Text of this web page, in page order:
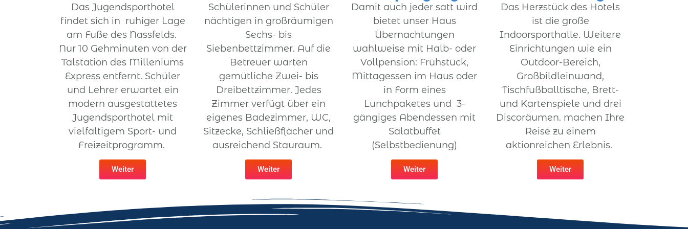
Das Jugendsporthotel
findet sich in ruhiger Lage
am Fuße des Nassfelds.
Nur 10 Gehminuten von der
Talstation des Milleniums
Express entfernt. Schüler
und Lehrer erwartet ein
modern ausgestattetes
Jugendsporthotel mit
vielfältigem Sport- und
Freizeitprogramm.
Weiter
Schülerinnen und Schüler
nächtigen in großräumigen
Sechs- bis
Siebenbettzimmer. Auf die
Betreuer warten
gemütliche Zwei- bis
Dreibettzimmer. Jedes
Zimmer verfügt über ein
eigenes Badezimmer, WC,
Sitzecke, Schließflächer und
ausreichend Stauraum.
Weiter
Damit auch jeder satt wird
bietet unser Haus
Übernachtungen
wahlweise mit Halb- oder
Vollpension: Frühstück,
Mittagessen im Haus oder
in Form eines
Lunchpaketes und 3-
gängiges Abendessen mit
Salatbuffet
(Selbstbedienung)
Weiter
Das Herzstück des Hotels
ist die große
Indoorsporthalle. Weitere
Einrichtungen wie ein
Outdoor-Bereich,
Großbildleinwand,
Tischfußballtische, Brett-
und Kartenspiele und drei
Discoräumen. machen Ihre
Reise zu einem
aktionreichen Erlebnis.
Weiter